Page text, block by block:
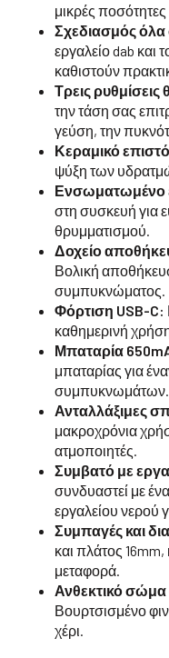
μικρές ποσότητες
Σχεδιασμός όλα
εργαλείο dab και
καθιστούν
Τρεις ρυθμίσεις
την τάση σας
γεύση, την
Κεραμικό
ψύξη των
Ενσωματωμένο
στη συσκευή για
θρυμματισμού.
Δοχείο
Βολική
συμπυκνώματος.
Φόρτιση USB-C:
καθημερινή
Μπαταρία
μπαταρίας για
συμπυκνωμάτων.
Ανταλλάξιμες
μακροχρόνια
ατμοποιητές.
Συμβατό με
συνδυαστεί με
εργαλείου νερού
Συμπαγές και
και πλάτος
μεταφορά.
Ανθεκτικό
Βουρτσισμένο
χέρι.